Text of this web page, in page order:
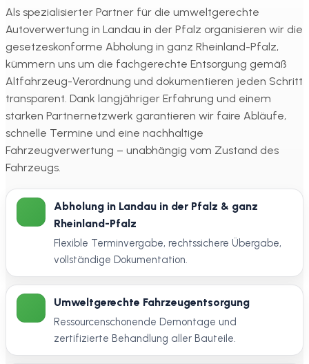
Als spezialisierter Partner für die umweltgerechte
Autoverwertung in Landau in der Pfalz organisieren wir die
gesetzeskonforme Abholung in ganz Rheinland-Pfalz,
kümmern uns um die fachgerechte Entsorgung gemäß
Altfahrzeug-Verordnung und dokumentieren jeden Schritt
transparent. Dank langjähriger Erfahrung und einem
starken Partnernetzwerk garantieren wir faire Abläufe,
schnelle Termine und eine nachhaltige
Fahrzeugverwertung – unabhängig vom Zustand des
Fahrzeugs.
Abholung in Landau in der Pfalz & ganz
Rheinland-Pfalz
Flexible Terminvergabe, rechtssichere Übergabe,
vollständige Dokumentation.
Umweltgerechte Fahrzeugentsorgung
Ressourcenschonende Demontage und
zertifizierte Behandlung aller Bauteile.